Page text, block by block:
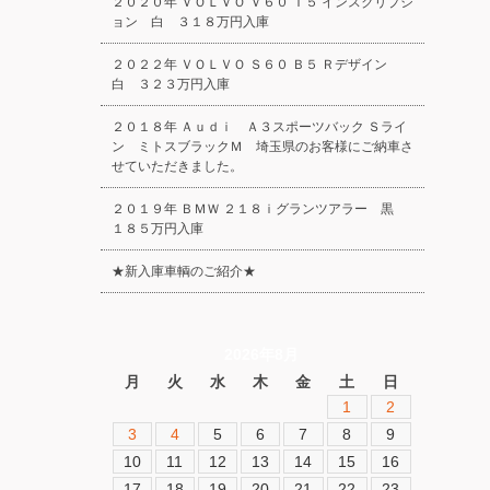
ョン 白 ３１８万円入庫
２０２２年 ＶＯＬＶＯ Ｓ６０ Ｂ５ Ｒデザイン
白 ３２３万円入庫
２０１８年 Ａｕｄｉ Ａ３スポーツバック Ｓライ
ン ミトスブラックＭ 埼玉県のお客様にご納車さ
せていただきました。
２０１９年 ＢＭＷ ２１８ｉグランツアラー 黒
１８５万円入庫
★新入庫車輌のご紹介★
月
火 水 木 金 土
日
1
2
3
4 5 6 7 8
9
10
11 12 13 14 15
16